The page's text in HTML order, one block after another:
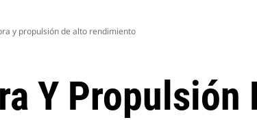
y propulsión de alto rendimiento
Y Propulsión